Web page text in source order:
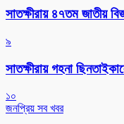
সাতক্ষীরায় ৪৭তম জাতীয়
৯
সাতক্ষীরায় গহনা
১০
জনপ্রিয় সব খবর